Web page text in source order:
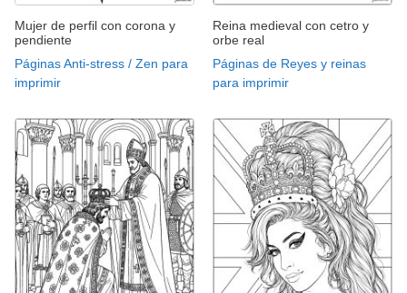
Mujer de perfil con corona y
pendiente
Páginas Anti-stress / Zen para
imprimir
Reina medieval con cetro y
orbe real
Páginas de Reyes y reinas
para imprimir